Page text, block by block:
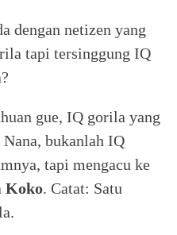
dengan netizen yang
tapi tersinggung IQ
gue, IQ gorila yang
bukanlah IQ
tapi mengacu ke
Koko. Catat: Satu